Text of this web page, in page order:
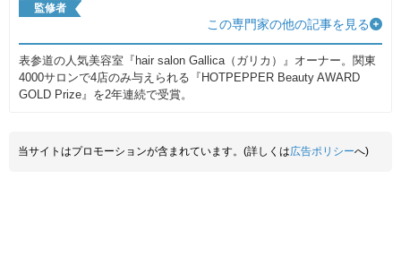
監修者
この専門家の他の記事を見る
表参道の人気美容室『hair salon Gallica（ガリカ）』オーナー。関東
4000サロンで4店のみ与えられる『HOTPEPPER Beauty AWARD
GOLD Prize』を2年連続で受賞。
当サイトはプロモーションが含まれています。(詳しくは広告ポリシーへ)